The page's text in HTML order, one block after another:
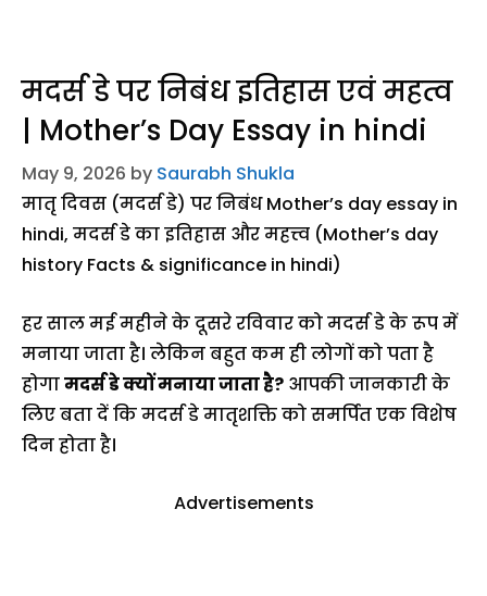
मदर्स डे पर निबंध इतिहास एवं महत्व
| Mother’s Day Essay in hindi
May 9, 2026 by Saurabh Shukla
मातृ दिवस (मदर्स डे) पर निबंध Mother’s day essay in
hindi, मदर्स डे का इतिहास और महत्त्व (Mother’s day
history Facts & significance in hindi)
हर साल मई महीने के दूसरे रविवार को मदर्स डे के रूप में
मनाया जाता है। लेकिन बहुत कम ही लोगों को पता है
होगामदर्स डे क्यों मनाया जाता है? आपकी जानकारी के
लिए बता दें कि मदर्स डे मातृशक्ति को समर्पित एक विशेष
दिन होता है।
Advertisements